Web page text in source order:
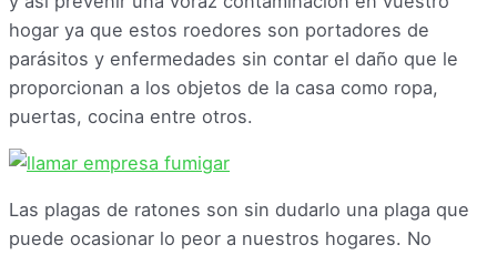
hogar ya que estos roedores son portadores de
parásitos y enfermedades sin contar el daño que le
proporcionan a los objetos de la casa como ropa,
puertas, cocina entre otros.
Las plagas de ratones son sin dudarlo una plaga que
puede ocasionar lo peor a nuestros hogares. No